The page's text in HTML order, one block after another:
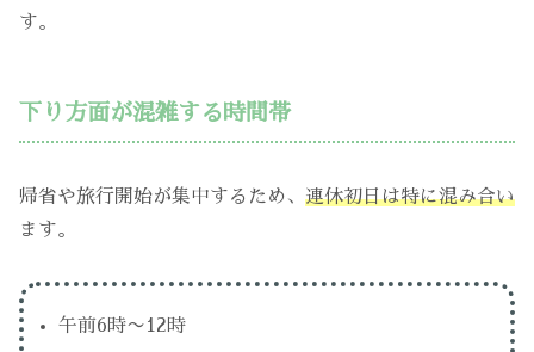
す。
下り方面が混雑する時間帯
帰省や旅行開始が集中するため、 連休初日は特に混み合い
ます。
午前6時〜12時